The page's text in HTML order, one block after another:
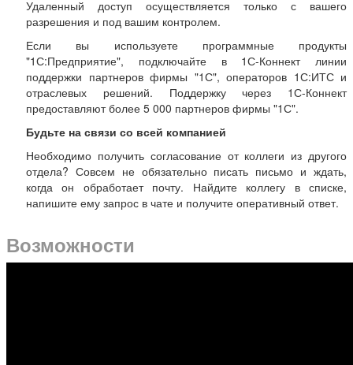
Удаленный доступ осуществляется только с вашего
разрешения и под вашим контролем.
Если вы используете программные продукты
"1С:Предприятие", подключайте в 1С-Коннект линии
поддержки партнеров фирмы "1С", операторов 1С:ИТС и
отраслевых решений. Поддержку через 1С-Коннект
предоставляют более 5 000 партнеров фирмы "1С".
Будьте на связи со всей компанией
Необходимо получить согласование от коллеги из другого
отдела? Совсем не обязательно писать письмо и ждать,
когда он обработает почту. Найдите коллегу в списке,
напишите ему запрос в чате и получите оперативный ответ.
Возможности